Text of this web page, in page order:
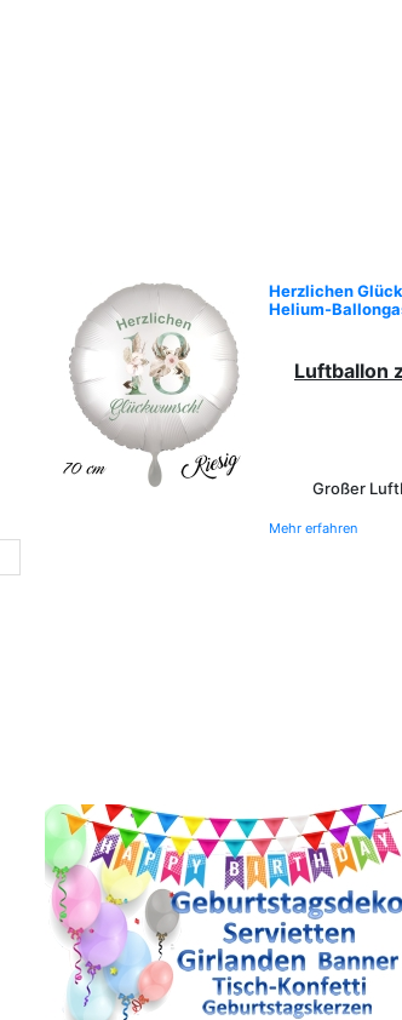
Herzlichen
Helium-
Luftballon
Großer
Mehr erfahren